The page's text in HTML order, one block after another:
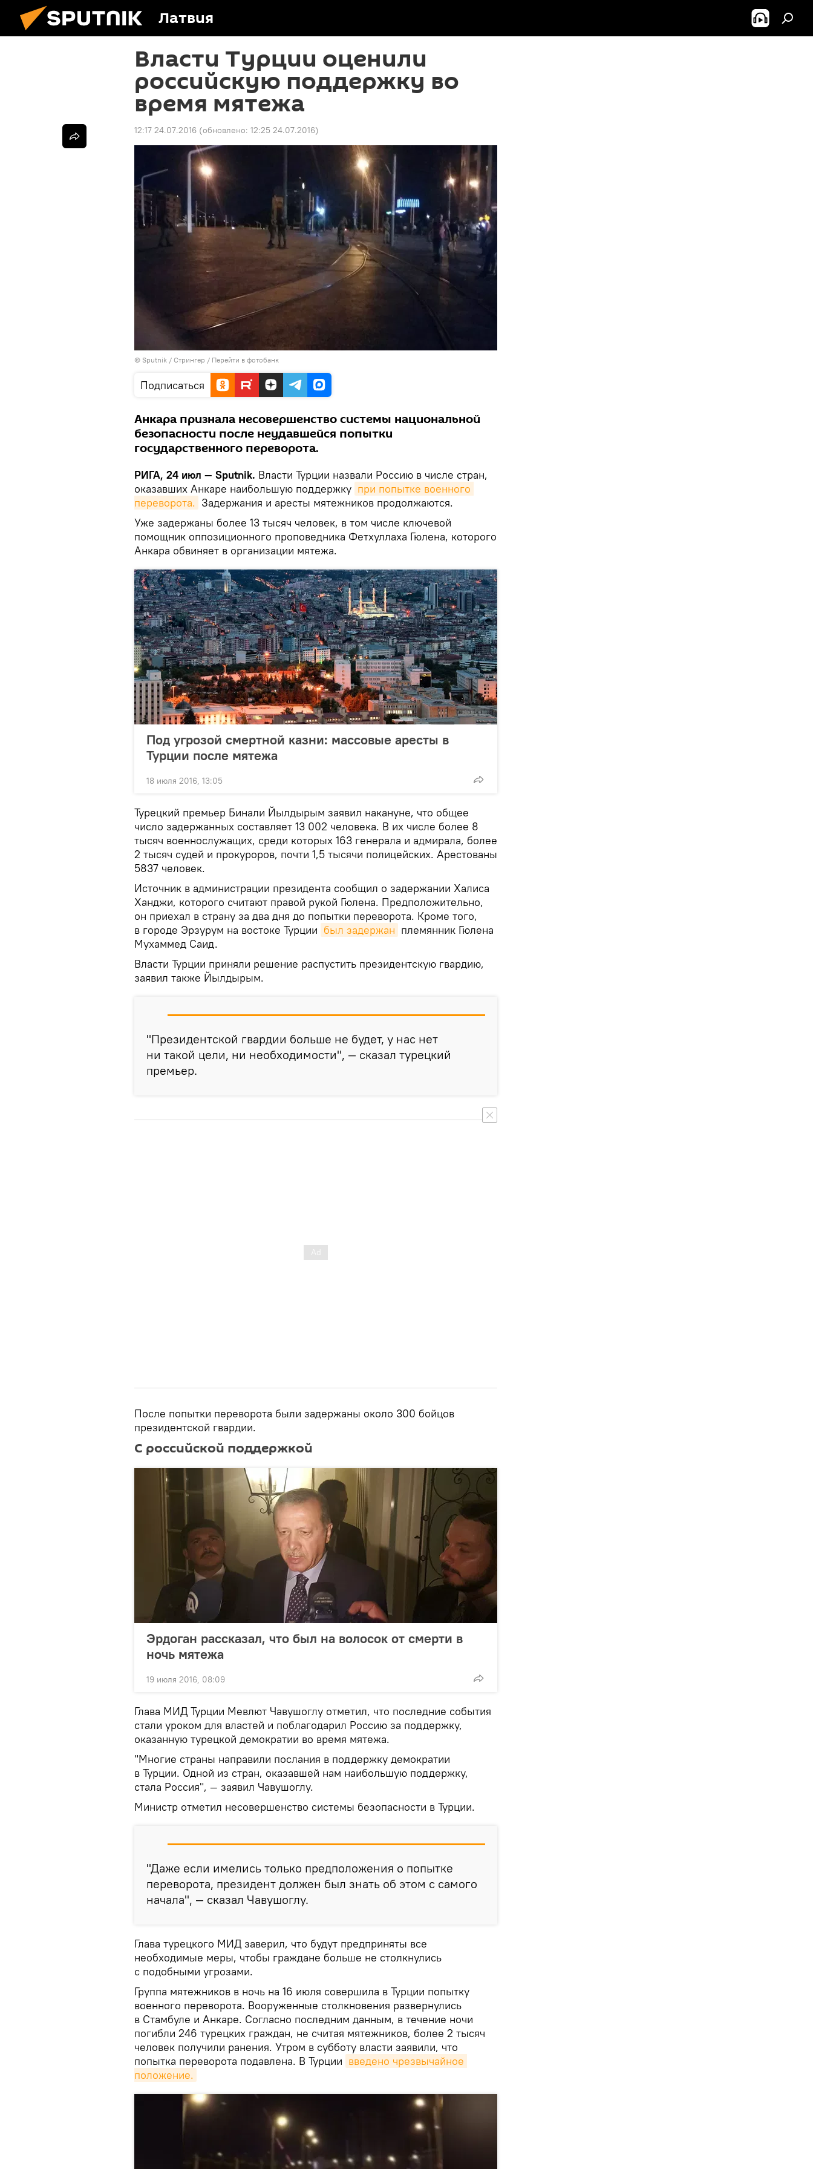
Латвия
Власти Турции оценили
российскую поддержку во
время мятежа
12:17 24.07.2016 (обновлено: 12:25 24.07.2016)
© Sputnik / Стрингер / Перейти в фотобанк
Подписаться
Анкара признала несовершенство системы национальной
безопасности после неудавшейся попытки
государственного переворота.
РИГА, 24 июл — Sputnik. Власти Турции назвали Россию в числе стран,
оказавших Анкаре наибольшую поддержку при попытке военного
переворота. Задержания и аресты мятежников продолжаются.
Уже задержаны более 13 тысяч человек, в том числе ключевой
помощник оппозиционного проповедника Фетхуллаха Гюлена, которого
Анкара обвиняет в организации мятежа.
Под угрозой смертной казни: массовые аресты в
Турции после мятежа
18 июля 2016, 13:05
Турецкий премьер Бинали Йылдырым заявил накануне, что общее
число задержанных составляет 13 002 человека. В их числе более 8
тысяч военнослужащих, среди которых 163 генерала и адмирала, более
2 тысяч судей и прокуроров, почти 1,5 тысячи полицейских. Арестованы
5837 человек.
Источник в администрации президента сообщил о задержании Халиса
Ханджи, которого считают правой рукой Гюлена. Предположительно,
он приехал в страну за два дня до попытки переворота. Кроме того,
в городе Эрзурум на востоке Турции был задержан племянник Гюлена
Мухаммед Саид.
Власти Турции приняли решение распустить президентскую гвардию,
заявил также Йылдырым.
"Президентской гвардии больше не будет, у нас нет
ни такой цели, ни необходимости", — сказал турецкий
премьер.
После попытки переворота были задержаны около 300 бойцов
президентской гвардии.
С российской поддержкой
Эрдоган рассказал, что был на волосок от смерти в
ночь мятежа
19 июля 2016, 08:09
Глава МИД Турции Мевлют Чавушоглу отметил, что последние события
стали уроком для властей и поблагодарил Россию за поддержку,
оказанную турецкой демократии во время мятежа.
"Многие страны направили послания в поддержку демократии
в Турции. Одной из стран, оказавшей нам наибольшую поддержку,
стала Россия", — заявил Чавушоглу.
Министр отметил несовершенство системы безопасности в Турции.
"Даже если имелись только предположения о попытке
переворота, президент должен был знать об этом с самого
начала", — сказал Чавушоглу.
Глава турецкого МИД заверил, что будут предприняты все
необходимые меры, чтобы граждане больше не столкнулись
с подобными угрозами.
Группа мятежников в ночь на 16 июля совершила в Турции попытку
военного переворота. Вооруженные столкновения развернулись
в Стамбуле и Анкаре. Согласно последним данным, в течение ночи
погибли 246 турецких граждан, не считая мятежников, более 2 тысяч
человек получили ранения. Утром в субботу власти заявили, что
попытка переворота подавлена. В Турции введено чрезвычайное
положение.